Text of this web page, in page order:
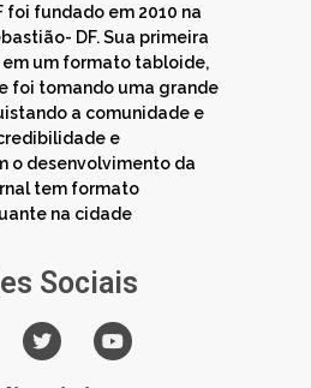
foi fundado em 2010 na
DF. Sua primeira
um formato tabloide,
foi tomando uma grande
a comunidade e
e
o desenvolvimento da
tem formato
na cidade
Sociais